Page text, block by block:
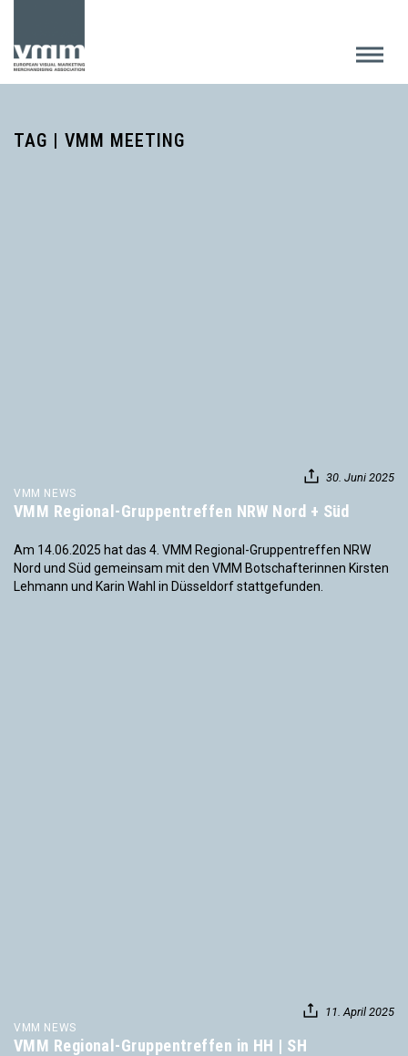
TAG | VMM MEETING
30. Juni 2025
VMM NEWS
VMM Regional-Gruppentreffen NRW Nord + Süd
Am 14.06.2025 hat das 4. VMM Regional-Gruppentreffen NRW
Nord und Süd gemeinsam mit den VMM Botschafterinnen Kirsten
Lehmann und Karin Wahl in Düsseldorf stattgefunden.
11. April 2025
VMM NEWS
VMM Regional-Gruppentreffen in HH | SH